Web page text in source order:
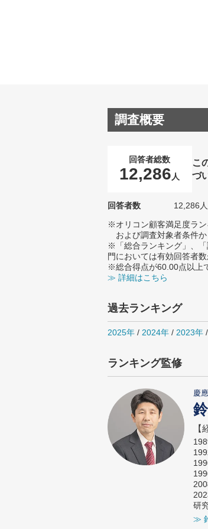
調査概要
回答者総数
12,286 人
こ
づ
回答者数 12,286人
※オリコン顧客満足度ラン
および調査対象者条件か
※「総合ランキング」、
門においては有効回答者
※総合得点が60.00点以上
≫ 詳細はこちら
過去ランキング
2025年 / 2024年 / 2023年 /
ランキング監修
慶
【
研
≫